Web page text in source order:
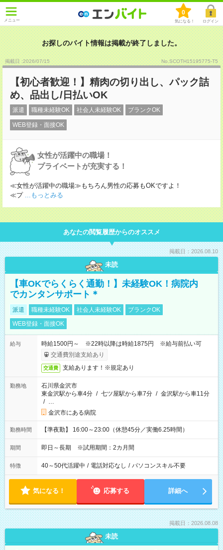
メニュー
0
気になる！ ログイン
お探しのバイト情報は掲載が終了しました。
掲載日 :2026/07/15 No.SCOTH15195775-T5
【初心者歓迎！】精肉の切り出し、パック詰
め、品出し/日払いOK
派遣 職種未経験OK 社会人未経験OK ブランクOK
WEB登録・面接OK
女性が活躍中の職場！
プライベートが充実する！
≪女性が活躍中の職場≫もちろん男性の応募もOKですよ！
≪プ ...もっとみる
あなたの閲覧履歴からのオススメ
掲載日：2026.08.10
未読
【車OKでらくらく通勤！】未経験OK！病院内
でカンタンサポート＊
派遣 職種未経験OK 社会人未経験OK
ブランクOK
WEB登録・面接OK
給与
時給1500円～ ※22時以降は時給1875円 ※給与前払い可
交通費別途支給あり
交通費 支給あります！※規定あり
勤務地
石川県金沢市
東金沢駅から車4分 / 七ツ屋駅から車7分 / 金沢駅から車11分
/ …
金沢市にある病院
勤務時間 【準夜勤】 16:00～23:00（休憩45分／実働6.25時間）
期間 即日～長期 ※試用期間：2カ月間
特徴 40～50代活躍中 / 電話対応なし / パソコンスキル不要
気になる！ 応募する 詳細へ
掲載日：2026.08.08
未読